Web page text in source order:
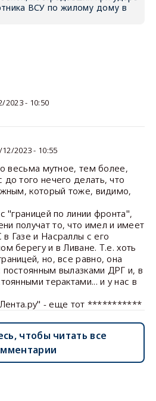
ВСУ по жилому дому в
2023 - 10:50
2023 - 10:55
весьма мутное, тем более,
до того нечего делать, что
который тоже, видимо,
"границей по линии фронта",
получат то, что имел и имеет
Газе и Насраллы с его
берегу и в Ливане. Т.е. хоть
но, все равно, она
постоянным вылазками ДРГ и, в
терактами... и у нас в
- еще тот ***********
чтобы читать все